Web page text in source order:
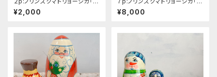
リスマス ツリー」９ｃｍ
¥2,000
リスマス 」１５ｃｍ
¥8,000